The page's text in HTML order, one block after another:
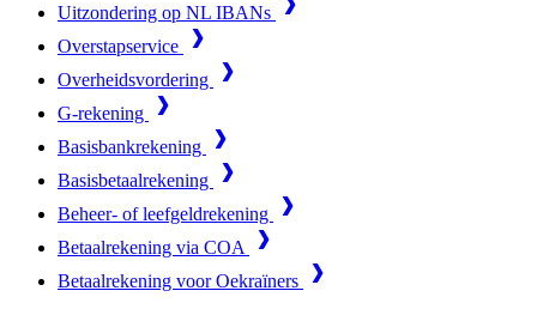
Uitzondering op NL IBANs
Overstapservice
Overheidsvordering
G-rekening
Basisbankrekening
Basisbetaalrekening
Beheer- of leefgeldrekening
Betaalrekening via COA
Betaalrekening voor Oekraïners